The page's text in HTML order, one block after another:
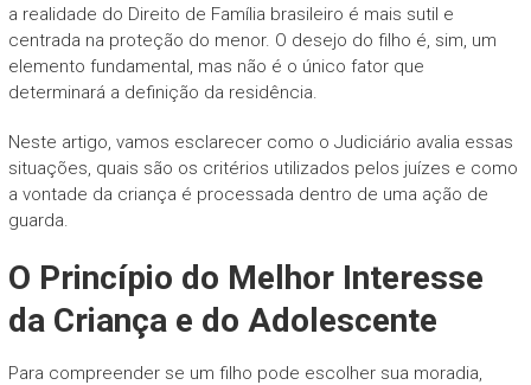
a realidade do Direito de Família brasileiro é mais sutil e
centrada na proteção do menor. O desejo do filho é, sim, um
elemento fundamental, mas não é o único fator que
determinará a definição da residência.
Neste artigo, vamos esclarecer como o Judiciário avalia essas
situações, quais são os critérios utilizados pelos juízes e como
a vontade da criança é processada dentro de uma ação de
guarda.
O Princípio do Melhor Interesse
da Criança e do Adolescente
Para compreender se um filho pode escolher sua moradia,